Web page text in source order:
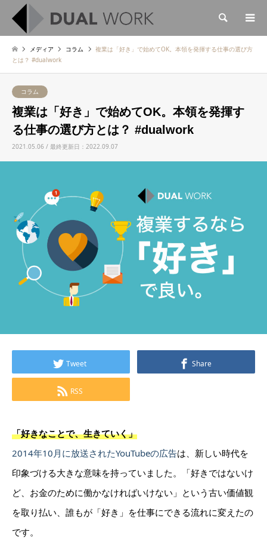
検索
メディア コラム
複業は「好き」で始めてOK。本領を発揮する仕事の選び方
とは？ #dualwork
コラム
複業は「好き」で始めてOK。本領を発揮す
る仕事の選び方とは？ #dualwork
2021.05.06 / 最終更新日：2022.09.07
Tweet Share
RSS
「好きなことで、生きていく」
2014年10月に放送されたYouTubeの広告は、新しい時代を
印象づける大きな意味を持っていました。「好きではないけ
ど、お金のために働かなければいけない」という古い価値観
を取り払い、誰もが「好き」を仕事にできる流れに変えたの
です。